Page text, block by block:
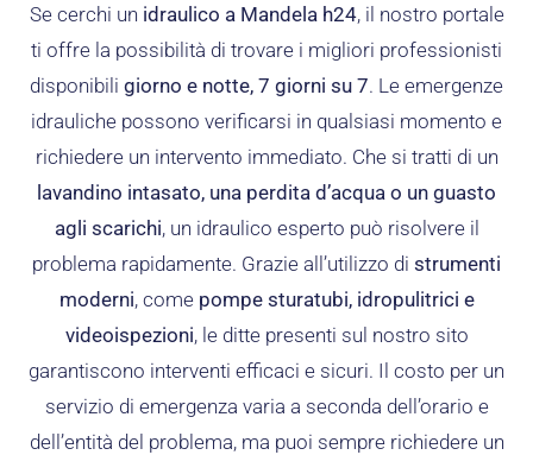
Se cerchi un idraulico a Mandela h24, il nostro portale
ti offre la possibilità di trovare i migliori professionisti
disponibili giorno e notte, 7 giorni su 7. Le emergenze
idrauliche possono verificarsi in qualsiasi momento e
richiedere un intervento immediato. Che si tratti di un
lavandino intasato, una perdita d’acqua o un guasto
agli scarichi, un idraulico esperto può risolvere il
problema rapidamente. Grazie all’utilizzo di strumenti
moderni, come pompe sturatubi, idropulitrici e
videoispezioni, le ditte presenti sul nostro sito
garantiscono interventi efficaci e sicuri. Il costo per un
servizio di emergenza varia a seconda dell’orario e
dell’entità del problema, ma puoi sempre richiedere un